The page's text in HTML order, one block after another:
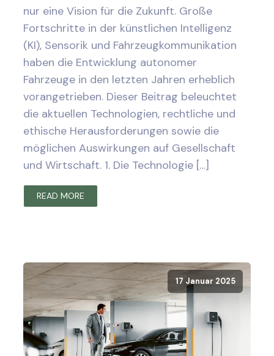
nur eine Vision für die Zukunft. Große
Fortschritte in der künstlichen Intelligenz
(KI), Sensorik und Fahrzeugkommunikation
haben die Entwicklung autonomer
Fahrzeuge in den letzten Jahren erheblich
vorangetrieben. Dieser Beitrag beleuchtet
die aktuellen Technologien, rechtliche und
ethische Herausforderungen sowie die
möglichen Auswirkungen auf Gesellschaft
und Wirtschaft. 1. Die Technologie […]
READ MORE
17 Januar 2025